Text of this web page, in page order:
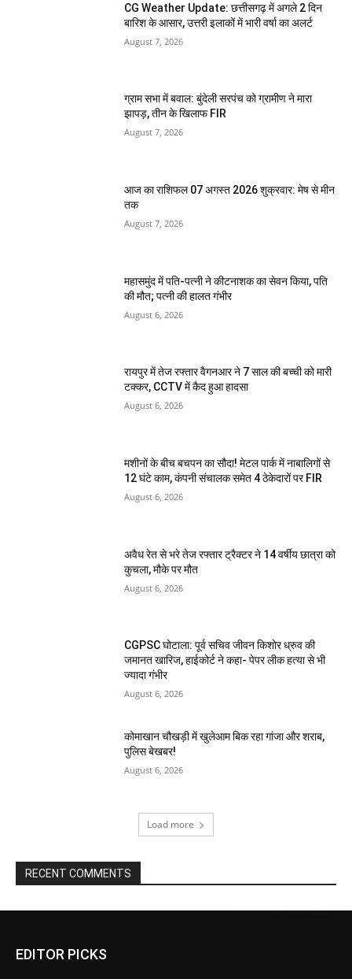
CG Weather Update: छत्तीसगढ़ में अगले 2 दिन
बारिश के आसार, उत्तरी इलाकों में भारी वर्षा का अलर्ट
August 7, 2026
ग्राम सभा में बवाल: बुंदेली सरपंच को ग्रामीण ने मारा
झापड़, तीन के खिलाफ FIR
August 7, 2026
आज का राशिफल 07 अगस्त 2026 शुक्रवार: मेष से मीन
तक
August 7, 2026
महासमुंद में पति-पत्नी ने कीटनाशक का सेवन किया, पति
की मौत; पत्नी की हालत गंभीर
August 6, 2026
रायपुर में तेज रफ्तार वैगनआर ने 7 साल की बच्ची को मारी
टक्कर, CCTV में कैद हुआ हादसा
August 6, 2026
मशीनों के बीच बचपन का सौदा! मेटल पार्क में नाबालिगों से
12 घंटे काम, कंपनी संचालक समेत 4 ठेकेदारों पर FIR
August 6, 2026
अवैध रेत से भरे तेज रफ्तार ट्रैक्टर ने 14 वर्षीय छात्रा को
कुचला, मौके पर मौत
August 6, 2026
CGPSC घोटाला: पूर्व सचिव जीवन किशोर ध्रुव की
जमानत खारिज, हाईकोर्ट ने कहा- पेपर लीक हत्या से भी
ज्यादा गंभीर
August 6, 2026
कोमाखान चौखड़ी में खुलेआम बिक रहा गांजा और शराब,
पुलिस बेखबर!
August 6, 2026
Load more
RECENT COMMENTS
EDITOR PICKS